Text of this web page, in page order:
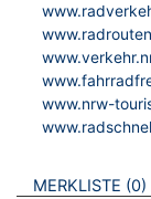
www.nrw-
VERWEISE AUF
MERKLISTE 0